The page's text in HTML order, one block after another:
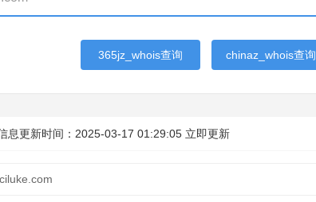
365jz_whois查询 chinaz_whois查询
息更新时间： 2025-03-17 01:29:05 立即更新
ciluke.com